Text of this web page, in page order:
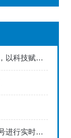
日本AND天平精密称量的“匠心范例”，以科技赋能全球实验室
EXCELL天平内置软件对传感器的信号进行实时处理和分析